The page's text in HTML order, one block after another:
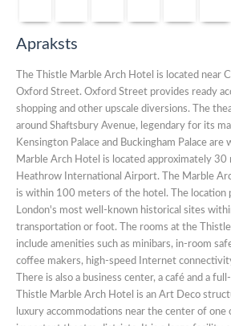
Apraksts
The Thistle Marble Arch Hotel is located near
Oxford Street. Oxford Street provides ready
shopping and other upscale diversions. The
around Shaftsbury Avenue, legendary for its
Kensington Palace and Buckingham Palace
Marble Arch Hotel is located approximately 30
Heathrow International Airport. The Marble
is within 100 meters of the hotel. The location
London's most well-known historical sites
transportation or foot. The rooms at the
include amenities such as minibars, in-room
coffee makers, high-speed Internet
There is also a business center, a café and a
Thistle Marble Arch Hotel is an Art Deco
luxury accommodations near the center of one